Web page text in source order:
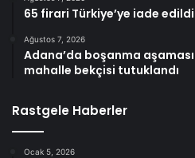
65 firari Türkiye’ye iade edildi
Ağustos 7, 2026
Adana’da boşanma
mahalle bekçisi tutuklandı
Rastgele Haberler
Ocak 5, 2026